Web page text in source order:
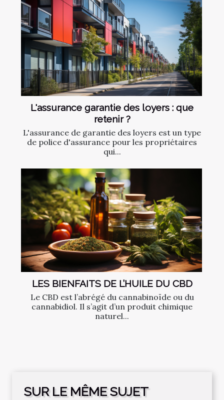
L'assurance garantie des loyers : que
retenir ?
L'assurance de garantie des loyers est un type
de police d'assurance pour les propriétaires
qui...
LES BIENFAITS DE L’HUILE DU CBD
Le CBD est l’abrégé du cannabinoïde ou du
cannabidiol. Il s’agit d’un produit chimique
naturel...
SUR LE MÊME SUJET